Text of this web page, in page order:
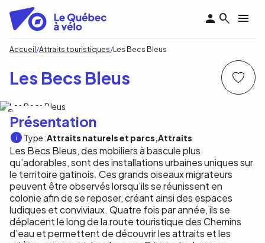
contenu
principal
Fil
d'Ariane
Accueil Attraits touristiques Les Becs Bleus
Les Becs Bleus
Présentation
Type :Attraits naturels et parcs Attraits
Les Becs Bleus, des mobiliers à bascule plus
qu’adorables, sont des installations urbaines uniques sur
le territoire gatinois. Ces grands oiseaux migrateurs
peuvent être observés lorsqu’ils se réunissent en
colonie afin de se reposer, créant ainsi des espaces
ludiques et conviviaux. Quatre fois par année, ils se
déplacent le long de la route touristique des Chemins
d’eau et permettent de découvrir les attraits et les